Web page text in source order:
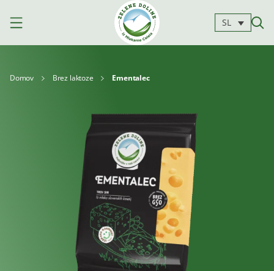
SL
Jogurti Siri
Kajmak
in
namazi
Za
kuhanje
Domov Brez laktoze Ementalec